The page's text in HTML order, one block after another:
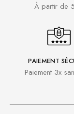
À partir de
PAIEMENT
Paiement 3x